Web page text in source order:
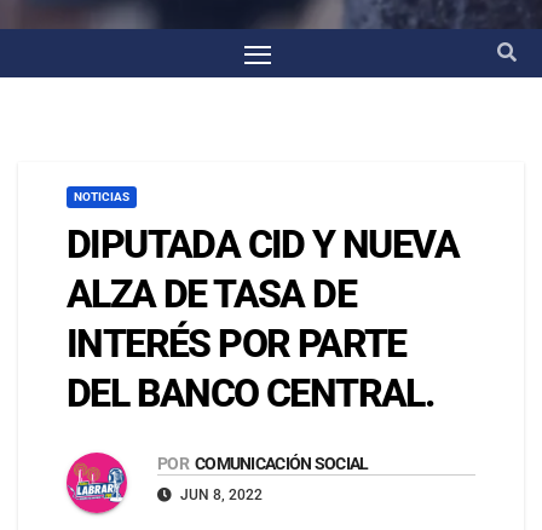
NOTICIAS
DIPUTADA CID Y NUEVA
ALZA DE TASA DE
INTERÉS POR PARTE
DEL BANCO CENTRAL.
POR COMUNICACIÓN SOCIAL
JUN 8, 2022